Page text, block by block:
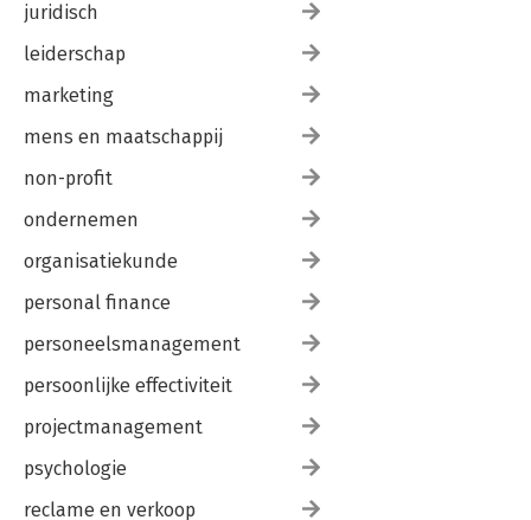
juridisch
leiderschap
marketing
mens en maatschappij
non-profit
ondernemen
organisatiekunde
personal finance
personeelsmanagement
persoonlijke effectiviteit
projectmanagement
psychologie
reclame en verkoop